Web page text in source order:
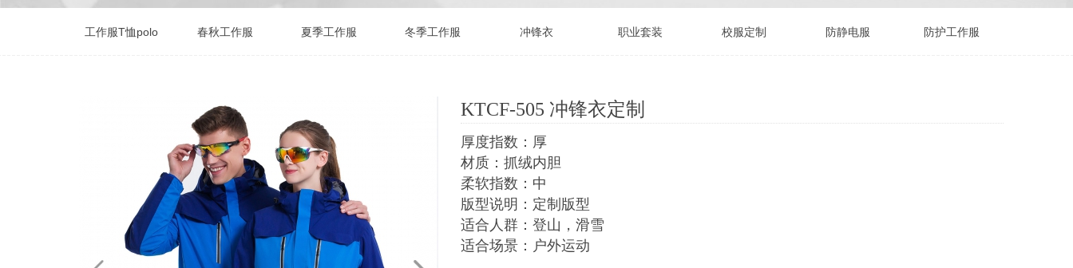
工作服T恤polo 春秋工作服 夏季工作服 冬季工作服 冲锋衣 职业套装 校服定制 防静电服 防护工作服
KTCF-505 冲锋衣定制
厚度指数：厚
材质：抓绒内胆
柔软指数：中
版型说明：定制版型
适合人群：登山，滑雪
适合场景：户外运动